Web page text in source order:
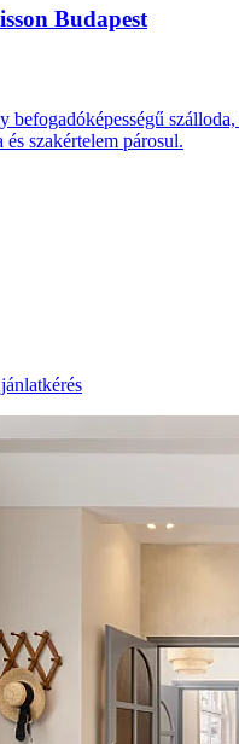
Budapest
befogadóképességű szálloda,
szakértelem párosul.